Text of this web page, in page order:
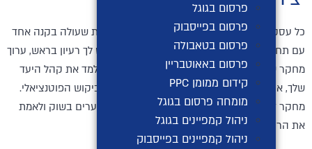
פרסום בגוגל
פרסום בפייסבוק
פרסום בטאבולה
פרסום באאוטבריין
קידום ממומן PPC
מומחה פרסום בגוגל
ניהול קמפיינים בגוגל
ניהול קמפיינים בפייסבוק
כל עסק מצליח מתחיל ברעיון ייחודי. מסיעור מוחות שעולה בקנה אחד
עם תחומי העניין, הכישורים והתשוקות. ברגע שיש לך רעיון בראש, ערוך
מחקר שוק מעמיק כדי להעריך את הכדאיות שלו. למד את קהל היעד
שלך, את נוף המתחרים, את המגמות בתעשייה והביקוש הפוטנציאלי.
מחקר זה יעזור לך לחדד את הרעיון שלך, לזהות פערים בשוק ולאמת
את הרעיון העסקי שלך.